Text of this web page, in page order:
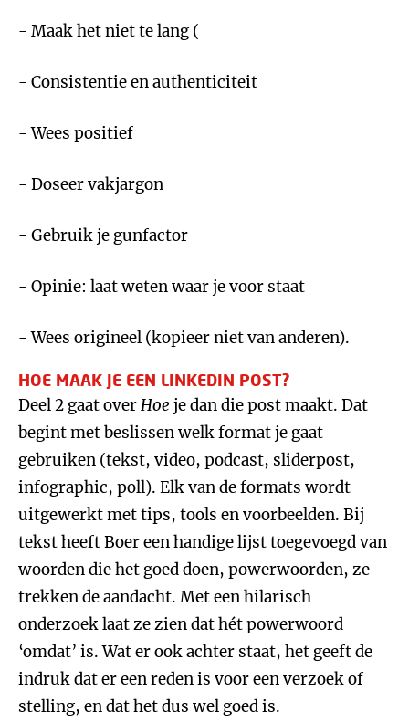
- Maak het niet te lang (
- Consistentie en authenticiteit
- Wees positief
- Doseer vakjargon
- Gebruik je gunfactor
- Opinie: laat weten waar je voor staat
- Wees origineel (kopieer niet van anderen).
HOE MAAK JE EEN LINKEDIN POST?
Deel 2 gaat overHoe je dan die post maakt. Dat
begint met beslissen welk format je gaat
gebruiken (tekst, video, podcast, sliderpost,
infographic, poll). Elk van de formats wordt
uitgewerkt met tips, tools en voorbeelden. Bij
tekst heeft Boer een handige lijst toegevoegd van
woorden die het goed doen, powerwoorden, ze
trekken de aandacht. Met een hilarisch
onderzoek laat ze zien dat hét powerwoord
‘omdat’ is. Wat er ook achter staat, het geeft de
indruk dat er een reden is voor een verzoek of
stelling, en dat het dus wel goed is.